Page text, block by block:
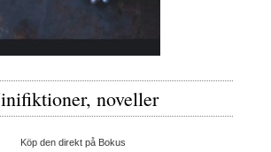
noveller
Köp den direkt på Bokus